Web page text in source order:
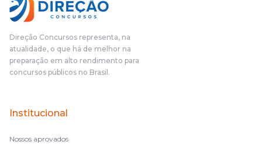
pudesse enxergar o que eu errei e corrigir minha rota.E além
das aulas vocês(Direção Concursos), que fizeram um
o aluno, além de ter que estudar, ele tem que perder tempo
fazendo um cronograma, num pós- edital é muito
complicado, é uma avalanche de informação, então vocês
terem feito isso é muito bacana, porque quando eu me sentia
no volume de matérias.
Direção Concursos representa, na
atualidade, o que há de melhor na
preparação em alto rendimento para
concursos públicos no Brasil.
Institucional
Nossos aprovados